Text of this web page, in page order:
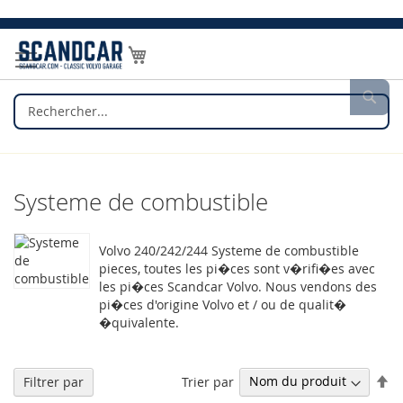
Allez
au
contenu
Mon panier
Systeme de combustible
Volvo 240/242/244 Systeme de combustible
pieces, toutes les pi�ces sont v�rifi�es avec
les pi�ces Scandcar Volvo. Nous vendons des
pi�ces d'origine Volvo et / ou de qualit�
�quivalente.
Trier par
Filtrer par